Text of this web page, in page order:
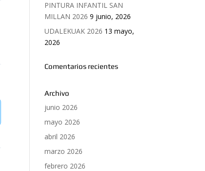
PINTURA INFANTIL SAN
MILLAN 2026 9 junio, 2026
UDALEKUAK 2026 13 mayo,
2026
Comentarios recientes
Archivo
junio 2026
mayo 2026
abril 2026
marzo 2026
febrero 2026